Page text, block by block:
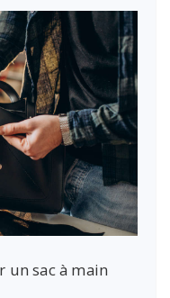
sac à main